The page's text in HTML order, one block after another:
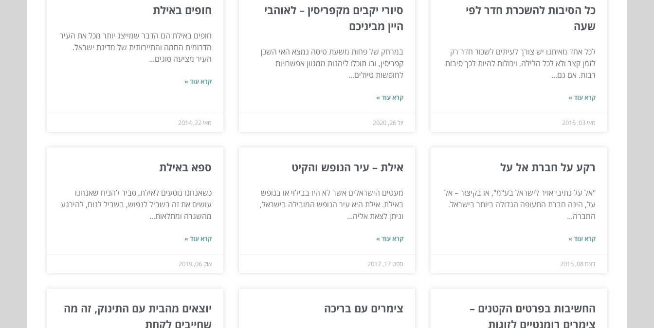
כל הסיבות להשכרת חדר לפי
שעה
לכל אחד מאיתנו יש צורך לעיתים לשכור חדר רק
לזמן קצר ולא לכל הלילה, ויכולות להיות לכך סיבות
רבות. אם גם...
קרא עוד »
מאי 03, 2015
סיורי יקבים מקפריסין – לאוהבי
היין מביניכם
במרחק של פחות משעת טיסה נמצא האי השכן
קפריסין, ובו תוכלו ליהנות ממגוון אפשרויות
לחופשות טיולים...
קרא עוד »
יול 26, 2020
חופים באילת
חופים באילת הם הדבר שמייצג יותר מכל את העיר
הדרומית החמה והתיירותית של מדינת ישראל.
העיר מציעה סוגים...
קרא עוד »
מאי 22, 2014
רקע על חברת אל על
"אל על נתיבי אויר לישראל בע"מ", או בקיצור – אל
על, הינה חברת התעופה הגדולה ביותר בישראל.
החברה...
קרא עוד »
דצמ 08, 2015
אילת – עיר הנופש והקיט
מעטים הישראלים אשר לא היו בבילוי או בנופש
באילת. אילת היא עיר הנופש המובילה בישראל,
וניתן לצאת אליה...
קרא עוד »
ספט 17, 2017
ספא באילת
כשאנחנו נוסעים לאילת, סביר להניח שאנחנו
עושים את זה בשביל לנפוש, בשביל לנוח, להירגע
מהשגרה ומתלאות...
קרא עוד »
אוק 06, 2019
החשיבות בפרטים הקטנים –
צימרים רומנטיים לזוגות
צימרים עם בריכה
יוצאים מהבית עם התינוק, זה מה
שחייבים לקחת